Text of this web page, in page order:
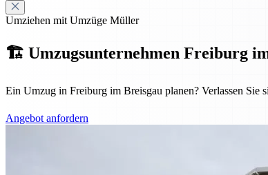
Umziehen mit Umzüge Müller
🏗️ Umzugsunternehmen Freiburg
Ein Umzug in Freiburg im Breisgau planen? Verlassen
Angebot anfordern